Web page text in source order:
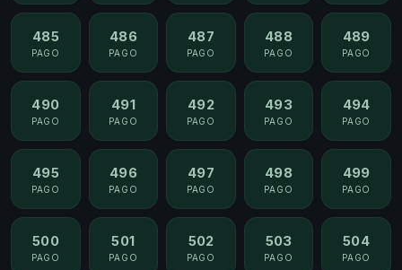
485
PAGO
486
PAGO
487
PAGO
488
PAGO
489
PAGO
490
PAGO
491
PAGO
492
PAGO
493
PAGO
494
PAGO
495
PAGO
496
PAGO
497
PAGO
498
PAGO
499
PAGO
500
PAGO
501
PAGO
502
PAGO
503
PAGO
504
PAGO